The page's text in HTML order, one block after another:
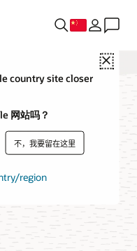
Close
country site closer
网站吗？
不，我要留在这里
region
的